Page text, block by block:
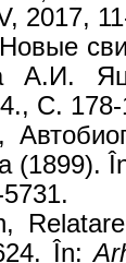
2017,
А.И.
С.
(1899).
În: